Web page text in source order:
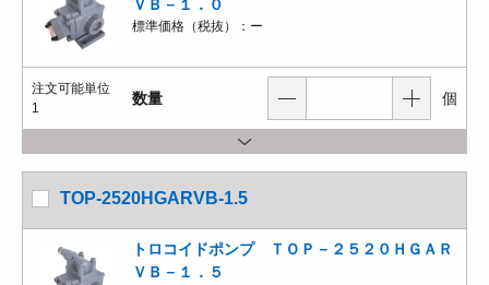
ＶＢ－１．０
標準価格（税抜）： ー
注文可能単位
1
数量 個
TOP-2520HGARVB-1.5
トロコイドポンプ ＴＯＰ－２５２０ＨＧＡＲ
ＶＢ－１．５